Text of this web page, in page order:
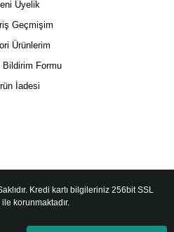
Üyelik
Geçmişim
Ürünlerim
Bildirim Formu
İadesi
Kredi kartı bilgileriniz 256bit SSL
ile korunmaktadır.